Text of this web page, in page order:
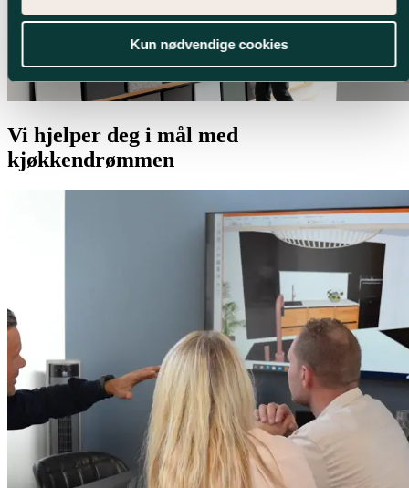
Kun nødvendige cookies
Vi hjelper deg i mål med
kjøkkendrømmen